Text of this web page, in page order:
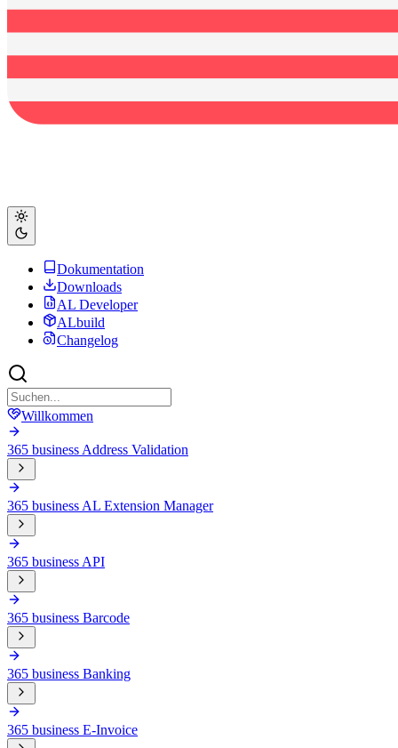
Dokumentation
Downloads
AL Developer
ALbuild
Changelog
Willkommen
365 business Address Validation
365 business AL Extension Manager
365 business API
365 business Barcode
365 business Banking
365 business E-Invoice